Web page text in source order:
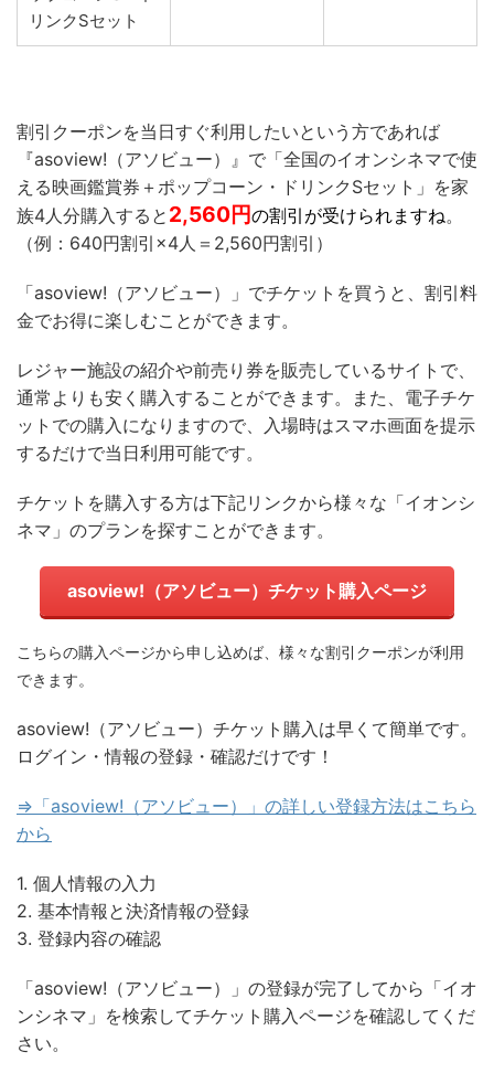
リンクSセット
割引クーポンを当日すぐ利用したいという方であれば
『asoview!（アソビュー）』で「全国のイオンシネマで使
える映画鑑賞券＋ポップコーン・ドリンクSセット」を家
族4人分購入すると 2,560円の割引が受けられますね。
（例：640円割引×4人＝2,560円割引）
「asoview!（アソビュー）」でチケットを買うと、割引料
金でお得に楽しむことができます。
レジャー施設の紹介や前売り券を販売しているサイトで、
通常よりも安く購入することができます。また、電子チケ
ットでの購入になりますので、入場時はスマホ画面を提示
するだけで当日利用可能です。
チケットを購入する方は下記リンクから様々な「イオンシ
ネマ」のプランを探すことができます。
asoview!（アソビュー）チケット購入ページ
こちらの購入ページから申し込めば、様々な割引クーポンが利用
できます。
asoview!（アソビュー）チケット購入は早くて簡単です。
ログイン・情報の登録・確認だけです！
⇒「asoview!（アソビュー）」の詳しい登録方法はこちら
から
1. 個人情報の入力
2. 基本情報と決済情報の登録
3. 登録内容の確認
「asoview!（アソビュー）」の登録が完了してから「イオ
ンシネマ」を検索してチケット購入ページを確認してくだ
さい。